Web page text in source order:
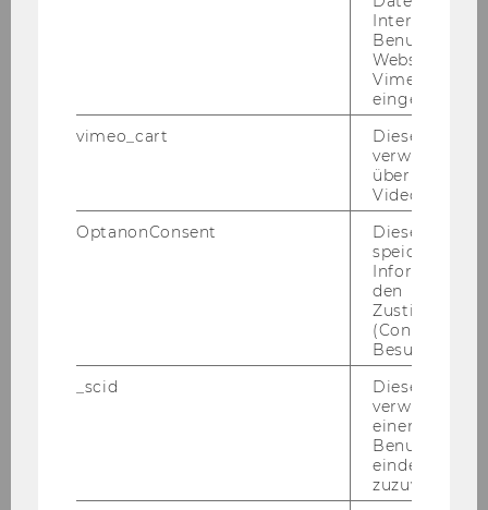
Research Seminar in Regulation and
Competition Economics (Prof. Klaus
Regulatory Economics (Prof. Klaus
2007
Interaktionen
Websites, auf
Vimeo-Video
eingebettet
vimeo_cart
Dieses
verwendet,
überprüfen,
Video
OptanonConsent
Dieses Cookie
speichert
den
(Consent)
Besuchers.
_scid
Dieses
verwendet,
einem/einer
Benutzer*in
eindeutige ID
zuzuweisen